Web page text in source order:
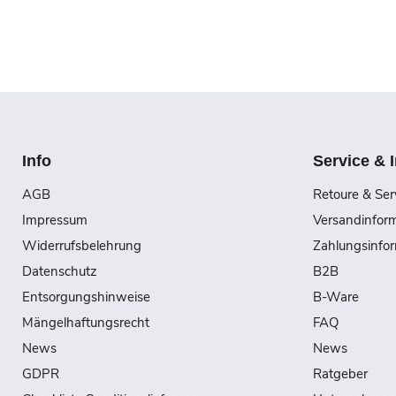
Info
AGB
Impressum
Widerrufsbelehrung
Datenschutz
Entsorgungshinweise
Mängelhaftungsrecht
News
GDPR
Service &
Retoure &
B2B
B-Ware
FAQ
News
Ratgeber